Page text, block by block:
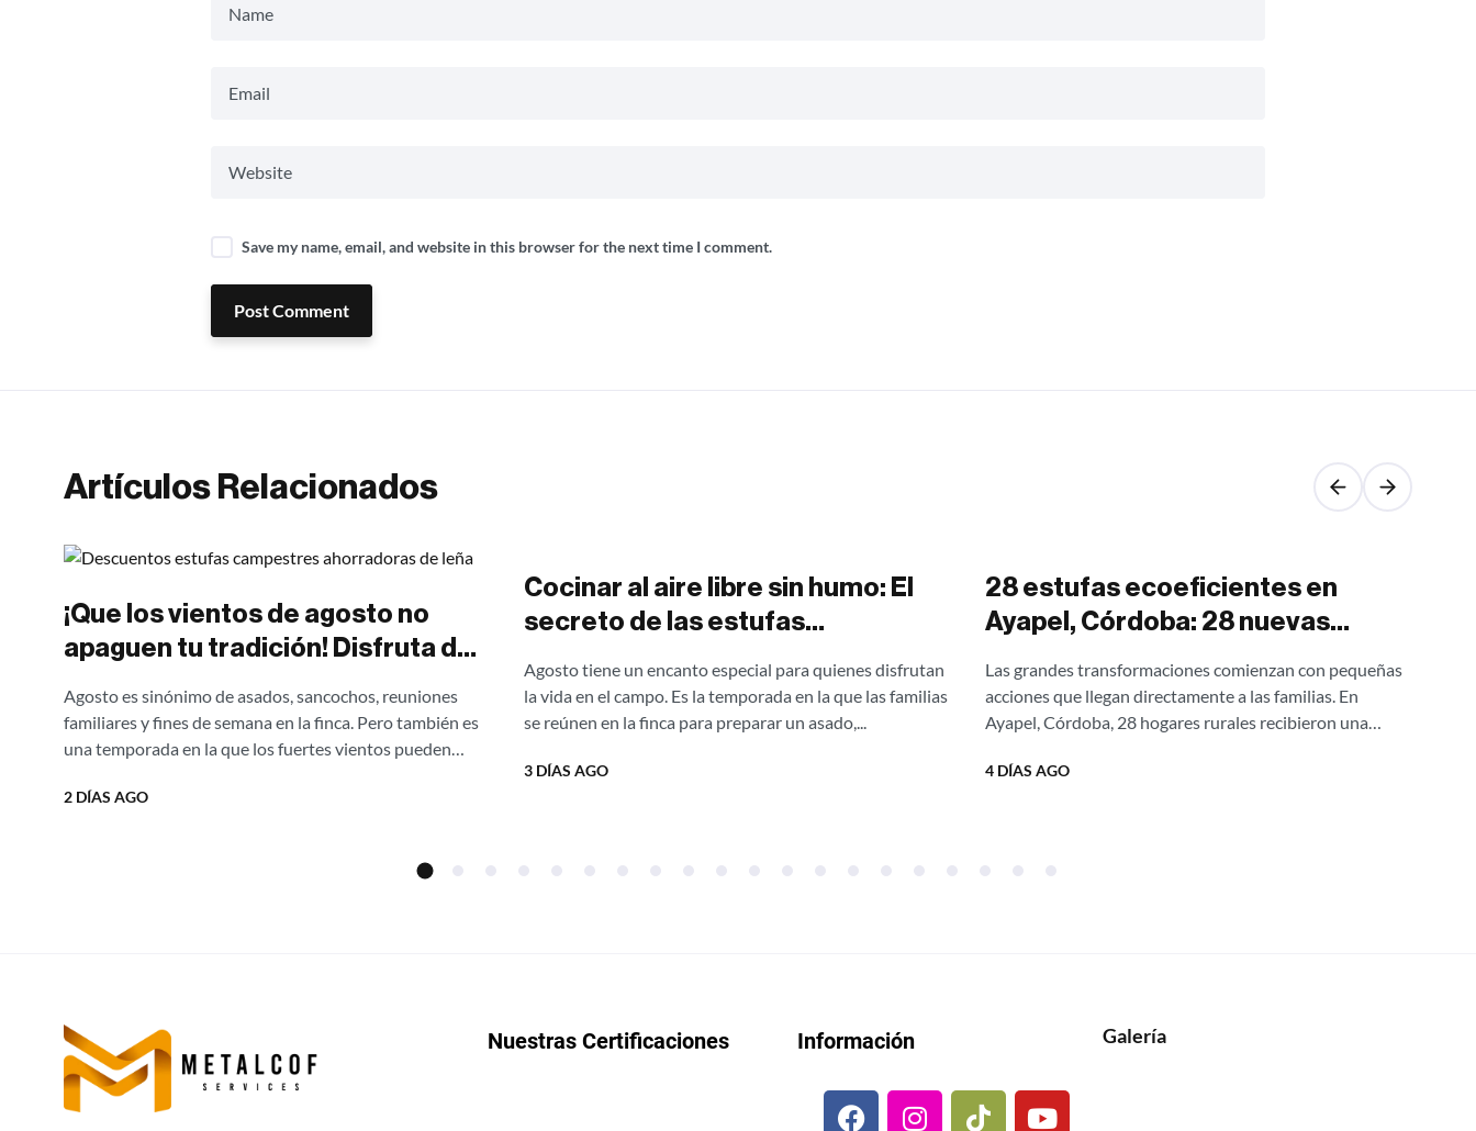
Save my name, email, and website in this browser for the next time I comment.
Post Comment
Artículos Relacionados
¡Que los vientos de agosto no
apaguen tu tradición! Disfruta de
humo con nuestras estufas
campestres Ergonatura.
¡Aprovecha el 20% de descuento
Agosto es sinónimo de asados, sancochos, reuniones
familiares y fines de semana en la finca. Pero también es
una temporada en la que los fuertes vientos pueden
2 DÍAS AGO
Cocinar al aire libre sin humo: El
secreto de las estufas
vientos de agosto
Agosto tiene un encanto especial para quienes disfrutan
la vida en el campo. Es la temporada en la que las familias
se reúnen en la finca para preparar un asado,...
3 DÍAS AGO
28 estufas ecoeficientes en
Ayapel, Córdoba: 28 nuevas
hogares rurales
Las grandes transformaciones comienzan con pequeñas
acciones que llegan directamente a las familias. En
Ayapel, Córdoba, 28 hogares rurales recibieron una
gracias...
4 DÍAS AGO
Nuestras Certificaciones Información Galería